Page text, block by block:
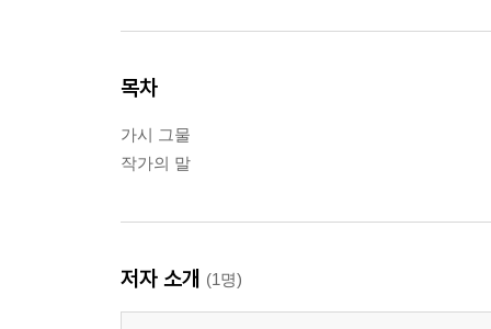
목차
가시 그물
작가의 말
저자 소개 (1명)